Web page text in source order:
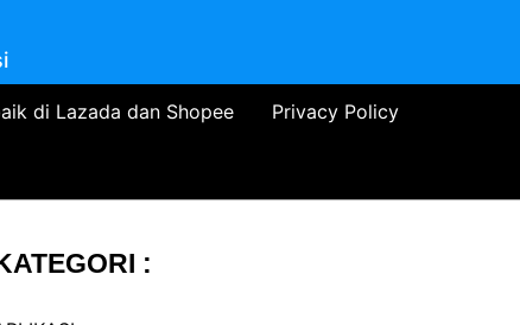
di Lazada dan Shopee Privacy Policy
: